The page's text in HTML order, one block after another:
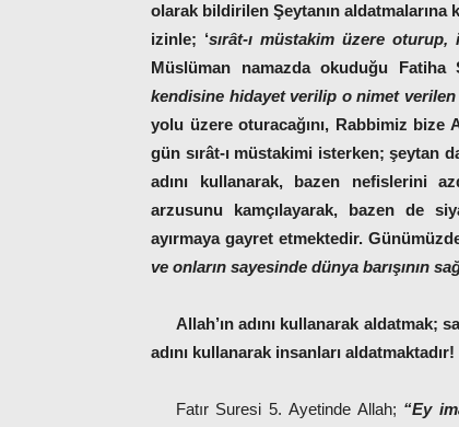
olarak bildirilen Şeytanın aldatmalarına
izinle; ‘sırât-ı müstakim üzere oturup,
Müslüman namazda okuduğu Fatiha
kendisine hidayet verilip o nimet verilen
yolu üzere oturacağını, Rabbimiz bize
gün sırât-ı müstakimi isterken; şeytan
adını kullanarak, bazen nefislerini
arzusunu kamçılayarak, bazen de
ayırmaya gayret etmektedir.
ve onların sayesinde dünya barışının
Allah’ın adını kullanarak aldatmak;
adını kullanarak insanları aldatmaktadır!
Fatır Suresi 5. Ayetinde Allah; “Ey